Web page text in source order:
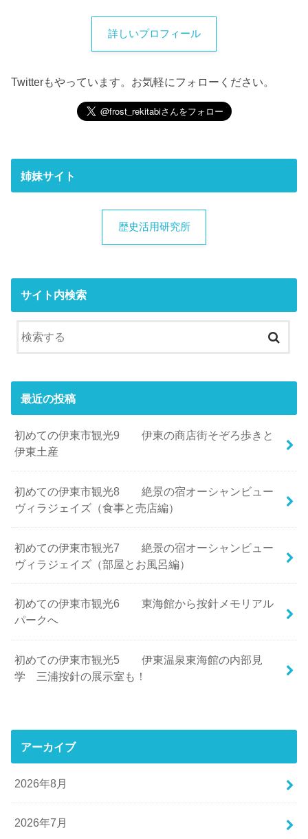
詳しいプロフィール
Twitterもやっています。お気軽にフォローください。
姉妹サイト
歴史活用研究所
サイト内検索
最近の投稿
初めての伊東市観光9 伊東の商店街そぞろ歩きと
伊東土産
初めての伊東市観光8 絶景の宿オーシャンビュー
ヴィラジェイズ（食事と売店編）
初めての伊東市観光7 絶景の宿オーシャンビュー
ヴィラジェイズ（部屋とお風呂編）
初めての伊東市観光6 東海館から按針メモリアル
パークへ
初めての伊東市観光5 伊東温泉東海館の内部見
学 三浦按針の展示室も！
アーカイブ
2026年8月
2026年7月